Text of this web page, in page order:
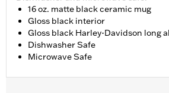
16 oz. matte black ceramic mug
Gloss black interior
Gloss black Harley-Davidson long
Dishwasher Safe
Microwave Safe